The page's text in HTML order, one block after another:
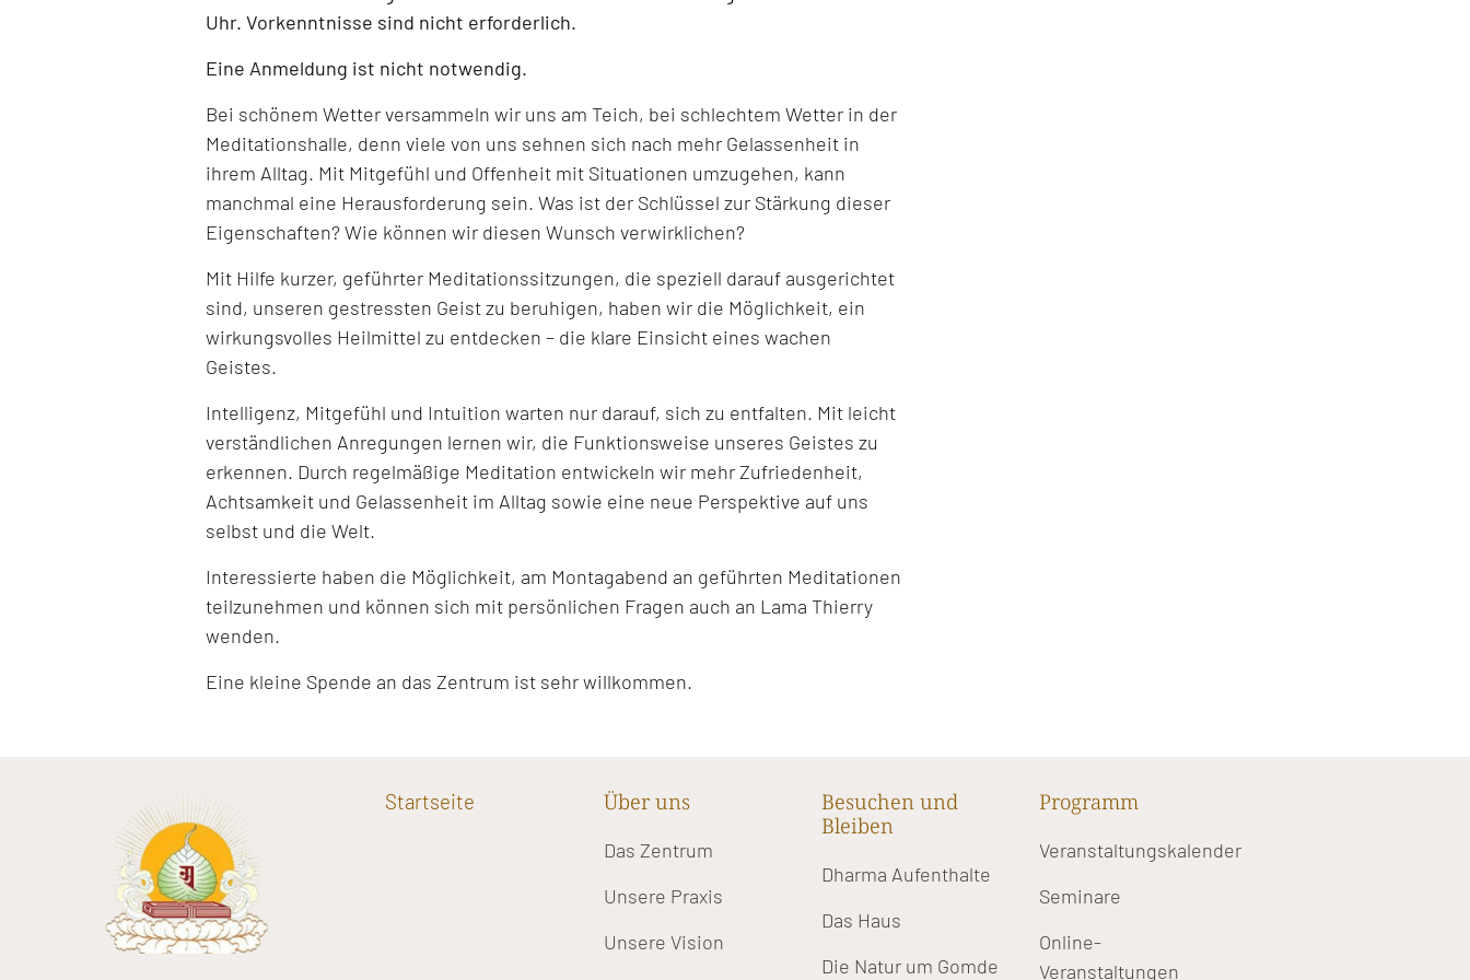
Uhr. Vorkenntnisse sind nicht erforderlich.
Eine Anmeldung ist nicht notwendig.
Bei schönem Wetter versammeln wir uns am Teich, bei schlechtem Wetter in der
Meditationshalle, denn viele von uns sehnen sich nach mehr Gelassenheit in
ihrem Alltag. Mit Mitgefühl und Offenheit mit Situationen umzugehen, kann
manchmal eine Herausforderung sein. Was ist der Schlüssel zur Stärkung dieser
Eigenschaften? Wie können wir diesen Wunsch verwirklichen?
Mit Hilfe kurzer, geführter Meditationssitzungen, die speziell darauf ausgerichtet
sind, unseren gestressten Geist zu beruhigen, haben wir die Möglichkeit, ein
wirkungsvolles Heilmittel zu entdecken – die klare Einsicht eines wachen
Geistes.
Intelligenz, Mitgefühl und Intuition warten nur darauf, sich zu entfalten. Mit leicht
verständlichen Anregungen lernen wir, die Funktionsweise unseres Geistes zu
erkennen. Durch regelmäßige Meditation entwickeln wir mehr Zufriedenheit,
Achtsamkeit und Gelassenheit im Alltag sowie eine neue Perspektive auf uns
selbst und die Welt.
Interessierte haben die Möglichkeit, am Montagabend an geführten Meditationen
teilzunehmen und können sich mit persönlichen Fragen auch an Lama Thierry
wenden.
Eine kleine Spende an das Zentrum ist sehr willkommen.
Startseite Über uns
Das Zentrum
Unsere Praxis
Unsere Vision
Besuchen und
Bleiben
Dharma Aufenthalte
Das Haus
Die Natur um Gomde
Programm
Veranstaltungskalender
Seminare
Online-
Veranstaltungen